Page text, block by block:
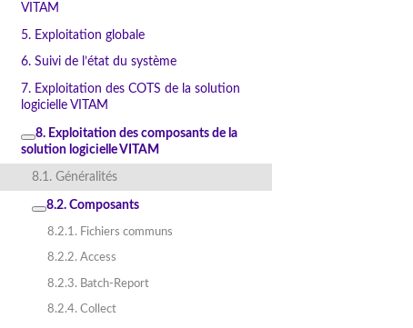
VITAM
5. Exploitation globale
6. Suivi de l’état du système
7. Exploitation des COTS de la solution
logicielle VITAM
8. Exploitation des composants de la
solution logicielle VITAM
8.1. Généralités
8.2. Composants
8.2.1. Fichiers communs
8.2.2. Access
8.2.3. Batch-Report
8.2.4. Collect